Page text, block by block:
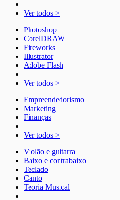
Ver todos >
Photoshop
CorelDRAW
Fireworks
Illustrator
Adobe Flash
Ver todos >
Empreendedorismo
Marketing
Finanças
Ver todos >
Violão e guitarra
Baixo e contrabaixo
Teclado
Canto
Teoria Musical